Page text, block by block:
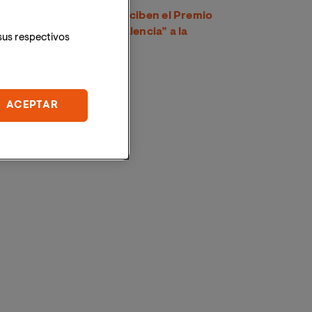
Tres egresados de VIU reciben el Premio
“Capitanía General de Valencia” a la
respectivos
ACEPTAR